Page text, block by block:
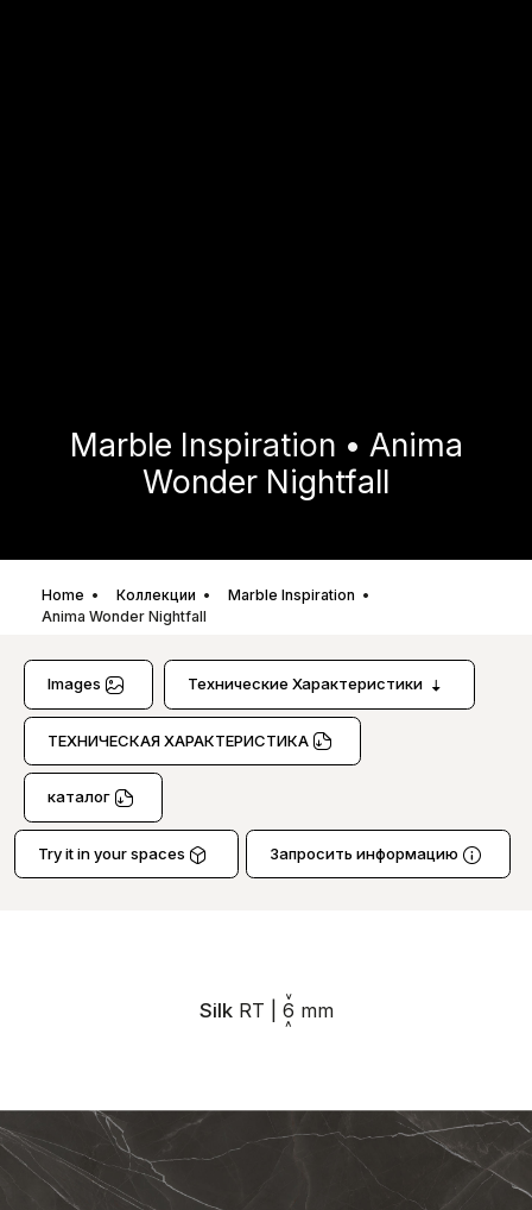
Marble Inspiration • Anima
Wonder Nightfall
Home Коллекции
Marble Inspiration
Anima Wonder Nightfall
Images Технические Характеристики
TЕXНИЧЕСКАЯ XАРАКТЕРИСТИКА
каталог
Try it in your spaces Запросить информацию
Silk RT 6 mm